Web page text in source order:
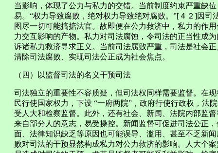
当影响，体现了公力与私力的交错。当前制度约束严重缺
易。“权力导致腐败，绝对权力导致绝对腐败。”[４２]因
图尽一切可能搞掂法官。故即便在公力救济中，私力的作
力交互影响的产物。私力对司法腐蚀，令司法的正当性成
诉诸私力救济寻求正义。当前司法腐败严重，司法是社会
清除司法腐败、实现司法公正成为社会焦点。
（四）以监督司法的名义干预司法
司法独立的重要性不容质疑，但司法权同样需要监督。在
民行使国家权力，下设 “一府两院”，政府行使行政权，法
受人大和检察监督。此外，还有社会、新闻、法院内部监
来自部分人的意志，易受操控。新闻监督可促进司法公正
面、法律知识缺乏等原因也可能误导、滥用、甚至不乏新
败对司法的干预显然构成私力对公力救济的影响。人大个